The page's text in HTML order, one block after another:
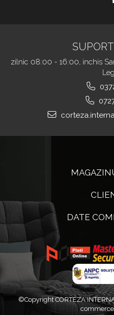
zilnic 08:00 - 16:00, inchis
DATE
©Copyright CORTEZA